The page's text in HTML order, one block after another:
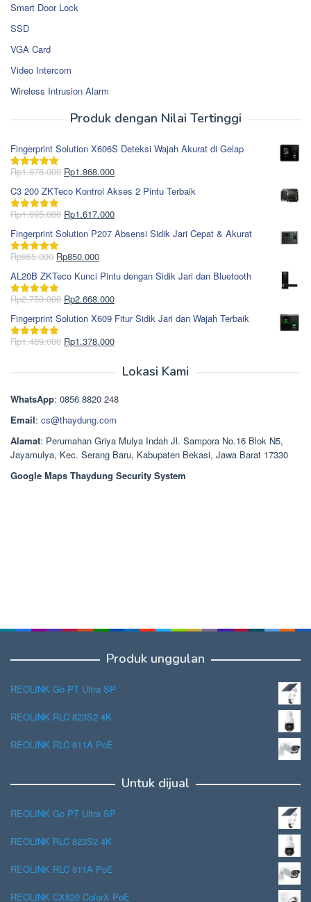
Smart Door Lock
SSD
VGA Card
Video Intercom
Wireless Intrusion Alarm
Produk dengan Nilai Tertinggi
Fingerprint Solution X606S Deteksi Wajah Akurat di Gelap
Dinilai5.00
Rp1.978.000 Harga
aslinya
adalah:
Rp1.978.000.
Rp1.868.000Harga
saat
ini
adalah:
C3 200 ZKTeco Kontrol Akses 2 Pintu Terbaik
Dinilai5.00
Rp1.695.000 Harga
aslinya
adalah:
Rp1.695.000.
Rp1.617.000Harga
saat
ini
Fingerprint Solution P207 Absensi Sidik Jari Cepat & Akurat
Dinilai5.00
Rp965.000 Harga
aslinya
adalah:
Rp965.000.
Rp850.000Harga
saat
ini
adalah:
AL20B ZKTeco Kunci Pintu dengan Sidik Jari dan Bluetooth
Dinilai5.00
Rp2.750.000 Harga
aslinya
adalah:
Rp2.750.000.
Rp2.668.000Harga
saat
ini
adalah:
Fingerprint Solution X609 Fitur Sidik Jari dan Wajah Terbaik
Dinilai5.00
Rp1.489.000 Harga
Rp1.378.000Harga
Rp1.378.000.
Lokasi Kami
WhatsApp: 0856 8820 248
Email: cs@thaydung.com
Alamat: Perumahan Griya Mulya Indah Jl. Sampora No.16 Blok N5,
Jayamulya, Kec. Serang Baru, Kabupaten Bekasi, Jawa Barat 17330
Google Maps Thaydung Security System
Produk unggulan
REOLINK Go PT Ultra SP
REOLINK RLC 823S2 4K
REOLINK RLC 811A PoE
Untuk dijual
REOLINK Go PT Ultra SP
REOLINK RLC 823S2 4K
REOLINK RLC 811A PoE
REOLINK CX820 ColorX PoE